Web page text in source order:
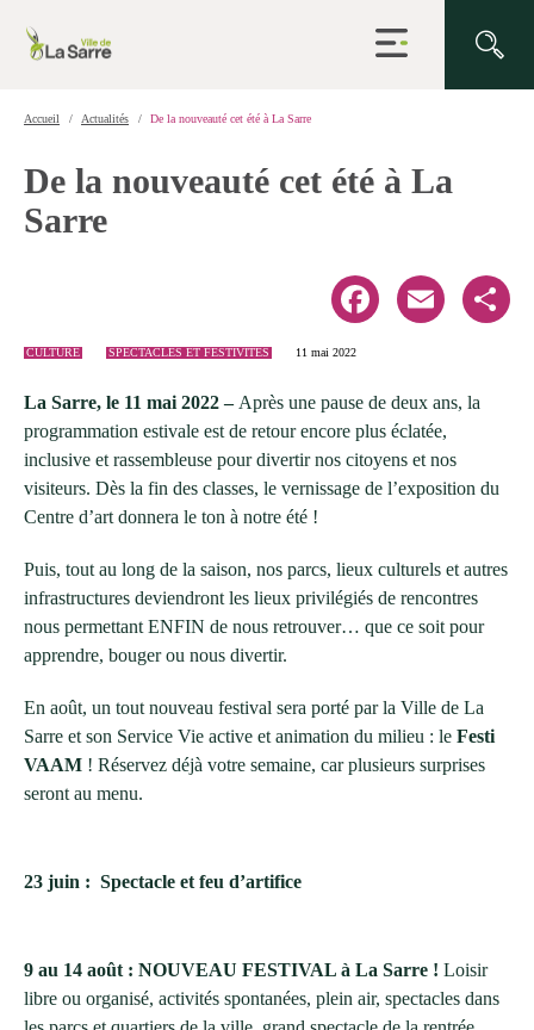
Ouvrir
la
Accueil Actualités De la nouveauté cet été à La Sarre
De la nouveauté cet été à La
Sarre
CULTURE SPECTACLES ET FESTIVITÉS 11 mai 2022
Facebook Email Share
La Sarre, le 11 mai 2022 –Après une pause de deux ans, la
programmation estivale est de retour encore plus éclatée,
inclusive et rassembleuse pour divertir nos citoyens et nos
visiteurs. Dès la fin des classes, le vernissage de l’exposition du
Centre d’art donnera le ton à notre été !
Puis, tout au long de la saison, nos parcs, lieux culturels et autres
infrastructures deviendront les lieux privilégiés de rencontres
nous permettant ENFIN de nous retrouver… que ce soit pour
apprendre, bouger ou nous divertir.
En août, un tout nouveau festival sera porté par la Ville de La
Sarre et son Service Vie active et animation du milieu : le Festi
VAAM ! Réservez déjà votre semaine, car plusieurs surprises
seront au menu.
23 juin : Spectacle et feu d’artifice
9 au 14 août : NOUVEAU FESTIVAL à La Sarre ! Loisir
libre ou organisé, activités spontanées, plein air, spectacles dans